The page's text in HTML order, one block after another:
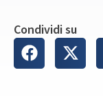
Condividi su